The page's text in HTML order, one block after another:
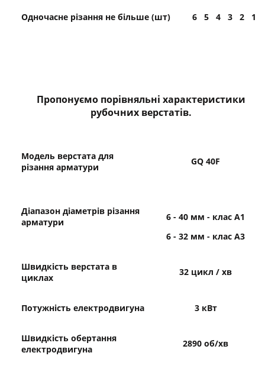
Одночасне різання не більше (шт) 6 5 4 3 2 1
Пропонуємо порівняльні характеристики
рубочних верстатів.
Модель верстата для
різання арматури
GQ 40F
Діапазон діаметрів різання
арматури
6 - 40 мм - клас А1
6 - 32 мм - клас А3
Швидкість верстата в
циклах
32 цикл / хв
Потужність електродвигуна 3 кВт
Швидкість обертання
електродвигуна
2890 об/хв